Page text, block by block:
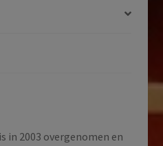
in 2003 overgenomen en